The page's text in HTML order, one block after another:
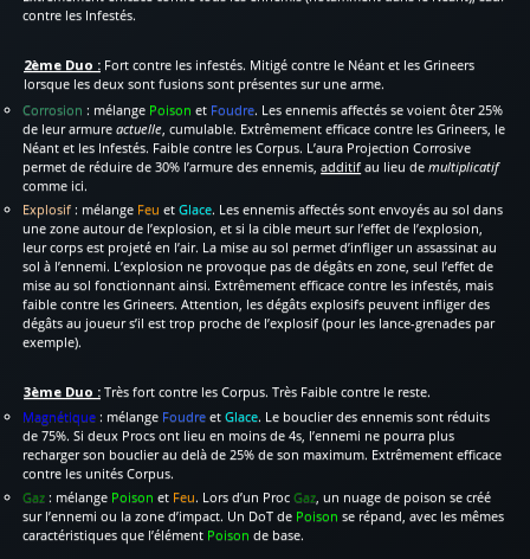
contre les Infestés.
2ème Duo : Fort contre les infestés. Mitigé contre le Néant et les Grineers
lorsque les deux sont fusions sont présentes sur une arme.
Corrosion : mélange Poison et Foudre. Les ennemis affectés se voient ôter 25%
de leur armureactuelle , cumulable. Extrêmement efficace contre les Grineers, le
Néant et les Infestés. Faible contre les Corpus. L’aura Projection Corrosive
permet de réduire de 30% l’armure des ennemis,additif au lieu demultiplicatif
comme ici.
Explosif : mélange Feu etGlace. Les ennemis affectés sont envoyés au sol dans
une zone autour de l’explosion, et si la cible meurt sur l’effet de l’explosion,
leur corps est projeté en l’air. La mise au sol permet d’infliger un assassinat au
sol à l’ennemi. L’explosion ne provoque pas de dégâts en zone, seul l’effet de
mise au sol fonctionnant ainsi. Extrêmement efficace contre les infestés, mais
faible contre les Grineers. Attention, les dégâts explosifs peuvent infliger des
dégâts au joueur s’il est trop proche de l’explosif (pour les lance-grenades par
exemple).
3ème Duo : Très fort contre les Corpus. Très Faible contre le reste.
Magnétique : mélange Foudre etGlace. Le bouclier des ennemis sont réduits
de 75%. Si deux Procs ont lieu en moins de 4s, l’ennemi ne pourra plus
recharger son bouclier au delà de 25% de son maximum. Extrêmement efficace
contre les unités Corpus.
Gaz : mélange Poison et Feu. Lors d’un ProcGaz, un nuage de poison se créé
sur l’ennemi ou la zone d’impact. Un DoT de Poison se répand, avec les mêmes
caractéristiques que l’élément Poison de base.